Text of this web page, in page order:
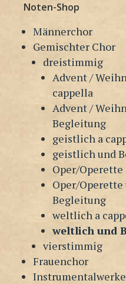
Inhalt
springen
Noten-Shop
Männerchor
Gemischter Chor
dreistimmig
Advent /
cappella
Advent /
Begleitung
geistlich a
geistlich und
Oper/Operette
Oper/Operette
Begleitung
weltlich a
weltlich und
vierstimmig
Frauenchor
Instrumentalwerke